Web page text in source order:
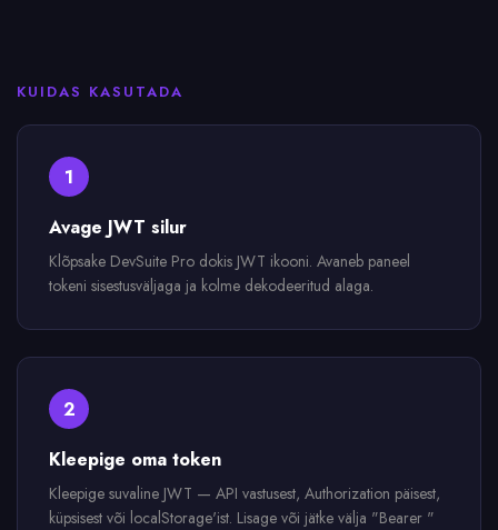
KUIDAS KASUTADA
1
Avage JWT silur
Klõpsake DevSuite Pro dokis JWT ikooni. Avaneb paneel
tokeni sisestusväljaga ja kolme dekodeeritud alaga.
2
Kleepige oma token
Kleepige suvaline JWT — API vastusest, Authorization päisest,
küpsisest või localStorage'ist. Lisage või jätke välja "Bearer "